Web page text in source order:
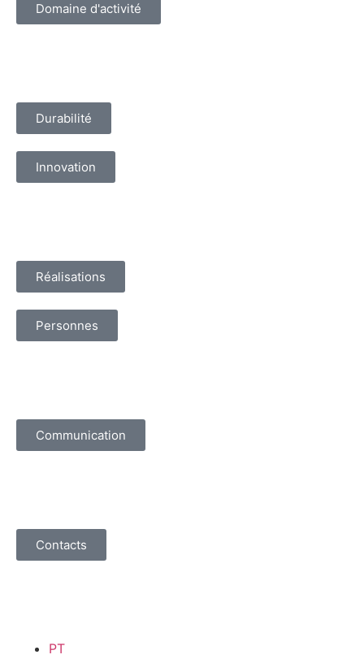
Domaine d'activité
Durabilité
Innovation
Réalisations
Personnes
Communication
Contacts
PT